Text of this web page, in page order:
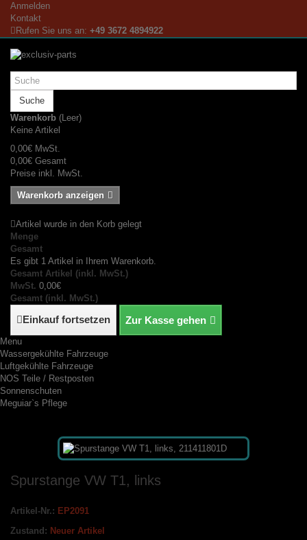
Anmelden
Kontakt
Rufen Sie uns an: +49 3672 4894922
Suche
Warenkorb (Leer)
Keine Artikel
0,00€ MwSt.
0,00€ Gesamt
Preise inkl. MwSt.
Warenkorb anzeigen
Artikel wurde in den Korb gelegt
Menge
Gesamt
Es gibt 1 Artikel in Ihrem Warenkorb.
Gesamt Artikel (inkl. MwSt.)
MwSt. 0,00€
Gesamt (inkl. MwSt.)
Einkauf fortsetzen Zur Kasse gehen
Menu
Wassergekühlte Fahrzeuge
Luftgekühlte Fahrzeuge
NOS Teile / Restposten
Sonnenschuten
Meguiar`s Pflege
Spurstange VW T1, links
Artikel-Nr.: EP2091
Zustand: Neuer Artikel